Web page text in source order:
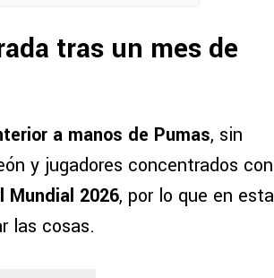
tras un mes de
a manos de Pumas, sin
y jugadores concentrados con
Mundial 2026, por lo que en esta
las cosas.